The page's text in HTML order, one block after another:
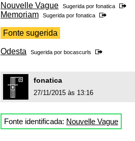
Nouvelle Vague Sugerida por fonatica
Memoriam Sugerida por fonatica
Fonte sugerida
Odesta Sugerida por bocascurls
fonatica
27/11/2015 às 13:16
Fonte identificada: Nouvelle Vague